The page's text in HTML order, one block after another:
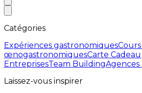
Catégories
Expériences gastronomiques
œnogastronomiquesCarte Cadeau
EntreprisesTeam BuildingAgences
Laissez-vous inspirer